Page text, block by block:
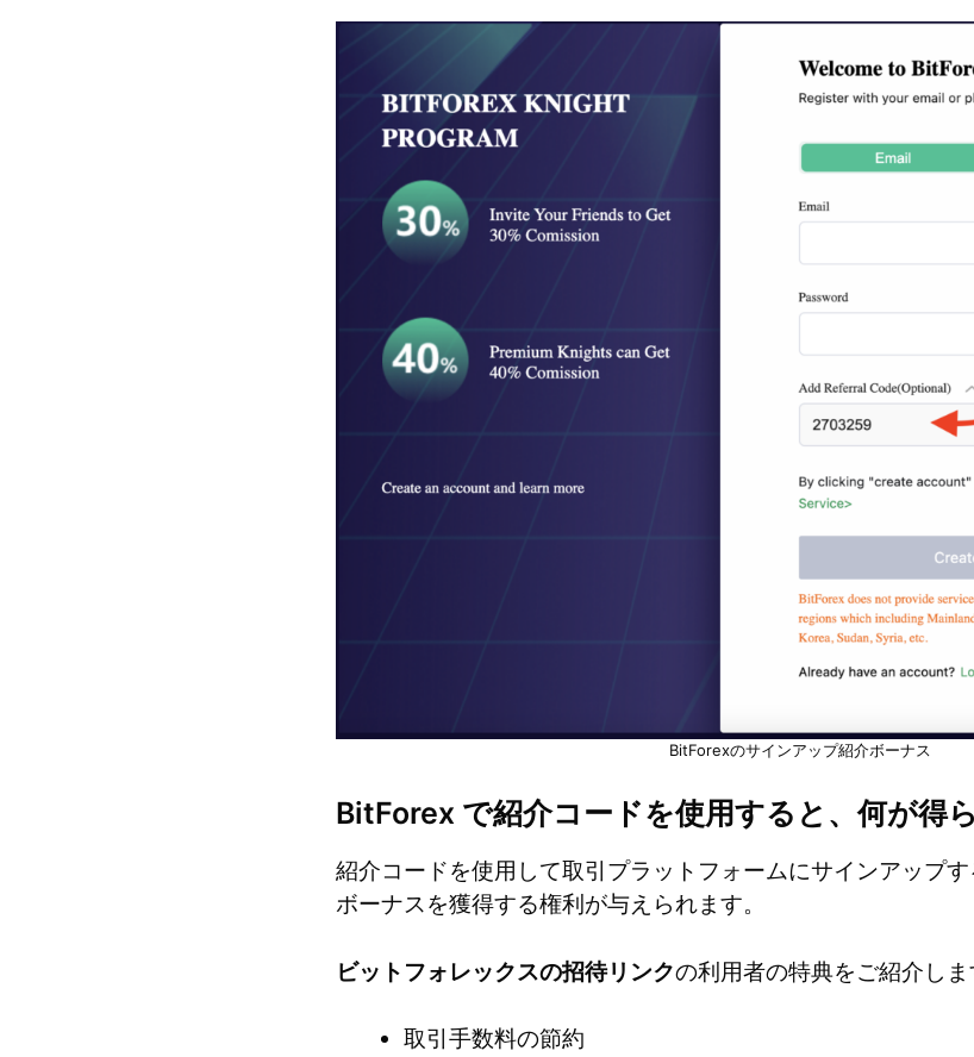
BitForexのサインアップ紹介ボーナス
BitForex で紹介コードを使用すると、何が得
紹介コードを使用して取引プラットフォームにサインアップ
ボーナスを獲得する権利が与えられます。
ビットフォレックスの招待リンクの利用者の特典をご紹介しま
取引手数料の節約